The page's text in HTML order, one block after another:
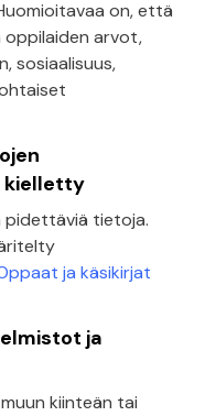
on, että
oppilaiden arvot,
sosiaalisuus,
kielletty
pidettäviä tietoja.
ja käsikirjat
ja
kiinteän tai